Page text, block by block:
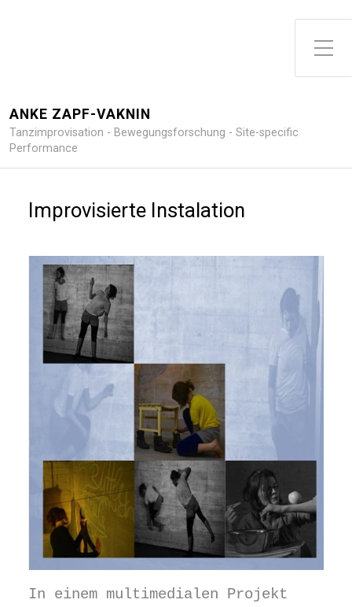
Toggle Side Menu
ANKE ZAPF-VAKNIN
Tanzimprovisation - Bewegungsforschung - Site-specific
Performance
Improvisierte Instalation
In einem multimedialen Projekt